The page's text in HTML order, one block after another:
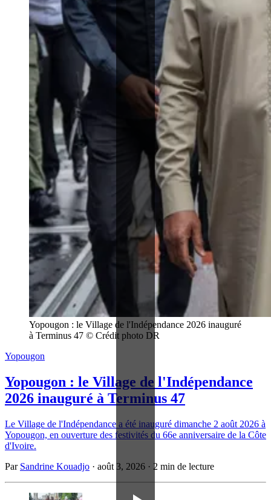
Yopougon : le Village de l'Indépendance 2026 inauguré
à Terminus 47 © Crédit photo DR
Yopougon
Yopougon : le Village de l'Indépendance
2026 inauguré à Terminus 47
Le Village de l'Indépendance a été inauguré dimanche 2 août 2026 à
Yopougon, en ouverture des festivités du 66e anniversaire de la Côte
d'Ivoire.
Par Sandrine Kouadjo · août 3, 2026 · 2 min de lecture